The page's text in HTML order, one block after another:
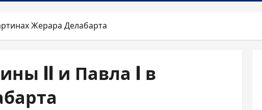
Жерара Делабарта
II и Павла I в